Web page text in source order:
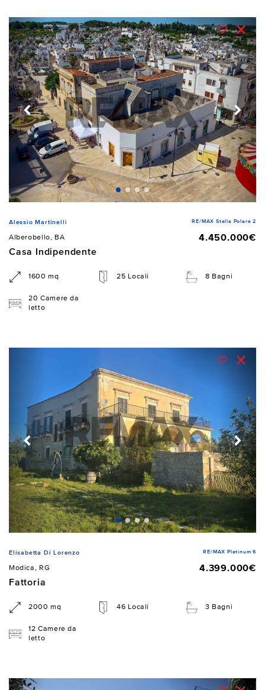
Alessio Martinelli RE/MAX Stella Polare 2
Alberobello, BA
4.450.000€
Casa Indipendente
1600 mq 25 Locali 8 Bagni
20 Camere da
letto
Elisabetta Di Lorenzo RE/MAX Platinum 6
Modica, RG
4.399.000€
Fattoria
2000 mq 46 Locali 3 Bagni
12 Camere da
letto